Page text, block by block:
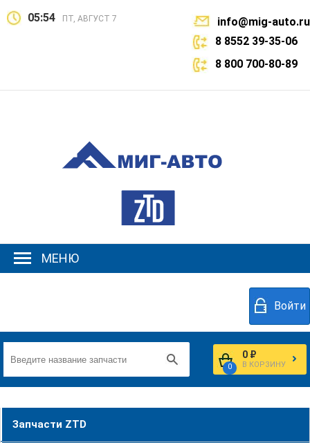
05:54 ПТ, АВГУСТ 7
info@mig-auto.ru
8 8552 39-35-06
8 800 700-80-89
МЕНЮ
Войти
0
0 ₽
В КОРЗИНУ
Запчасти ZTD